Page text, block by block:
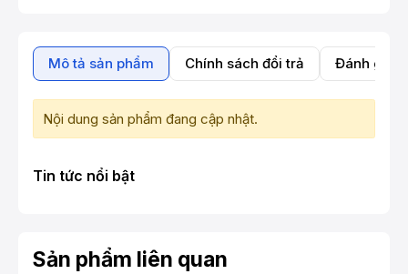
Mô tả sản phẩm Chính sách đổi trả Đánh giá
Nội dung sản phẩm đang cập nhật.
Tin tức nổi bật
Sản phẩm liên quan